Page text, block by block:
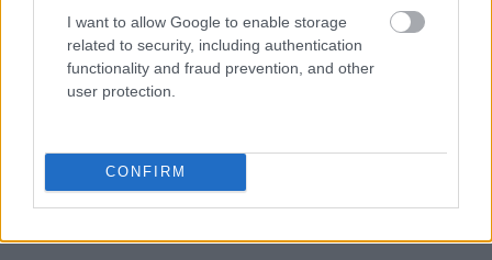
I want to allow Google to enable storage
related to security, including authentication
functionality and fraud prevention, and other
user protection.
CONFIRM